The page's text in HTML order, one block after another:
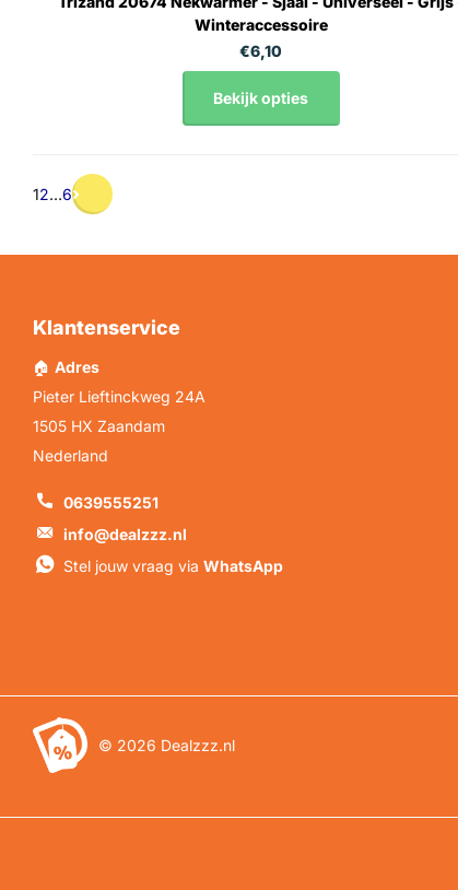
Winteraccessoire
€6,10
Bekijk opties
12…6
Klantenservice
🏠 Adres
Pieter Lieftinckweg 24A
1505 HX Zaandam
Nederland
0639555251
info@dealzzz.nl
Stel jouw vraag via WhatsApp
© 2026 Dealzzz.nl